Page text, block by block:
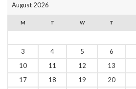
August 2026
M T W T
3
4 5 6
10
11 12 13
17
18 19 20